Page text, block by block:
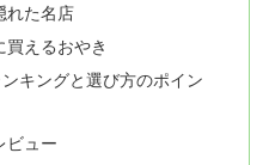
れた名店
えるおやき
キングと選び方のポイン
ビュー